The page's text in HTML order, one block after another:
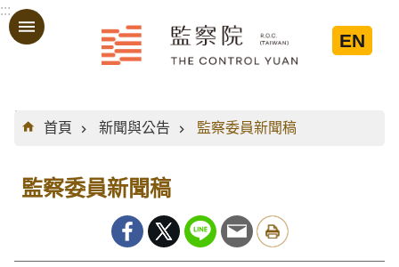
跳到主要內容區塊
:::
EN
:::
首頁
新聞與公告 監察委員新聞稿
監察委員新聞稿